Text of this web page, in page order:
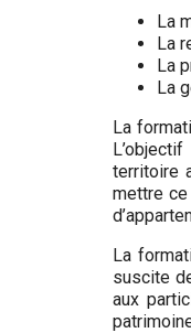
La
La
La
La
La
territoire
mettre
La
suscite
aux